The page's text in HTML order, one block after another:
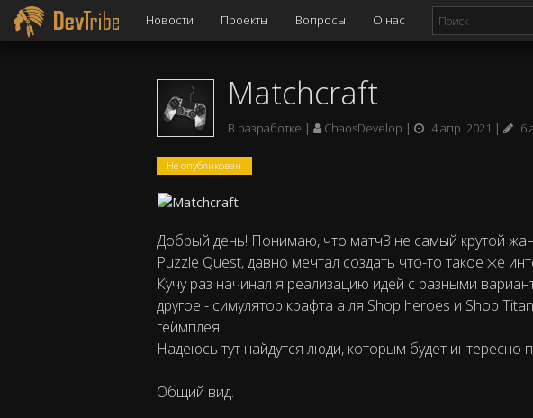
Новости Проекты Вопросы О нас
Matchcraft
В разработке ChaosDevelop 4 апр. 2021 6
Не опубликован
Добрый день! Понимаю, что матч3 не самый крутой
Puzzle Quest, давно мечтал создать что-то такое же
Кучу раз начинал я реализацию идей с разными
другое - симулятор крафта а ля Shop heroes и Shop
геймплея.
Надеюсь тут найдутся люди, которым будет интересно
Общий вид.